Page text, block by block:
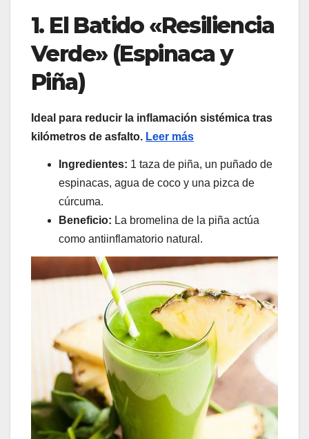
1. El Batido «Resiliencia
Verde» (Espinaca y
Piña)
Ideal para reducir la inflamación sistémica tras
kilómetros de asfalto. Leer más
Ingredientes: 1 taza de piña, un puñado de
espinacas, agua de coco y una pizca de
cúrcuma.
Beneficio: La bromelina de la piña actúa
como antiinflamatorio natural.